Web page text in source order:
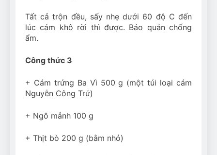
Tất cả trộn đều, sấy nhẹ dưới 60 độ C đến
lúc cám khô rời thì được. Bảo quản chống
ẩm.
Công thức 3
+ Cám trứng Ba Vì 500 g (một túi loại cám
Nguyễn Công Trứ)
+ Ngô mảnh 100 g
+ Thịt bò 200 g (bằm nhỏ)